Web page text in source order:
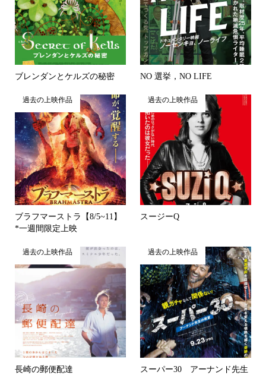
ブレンダンとケルズの秘密 NO 選挙，NO LIFE
過去の上映作品
ブラフマーストラ【8/5~11】
*一週間限定上映
過去の上映作品
スージーQ
過去の上映作品
長崎の郵便配達
過去の上映作品
スーパー30 アーナンド先生